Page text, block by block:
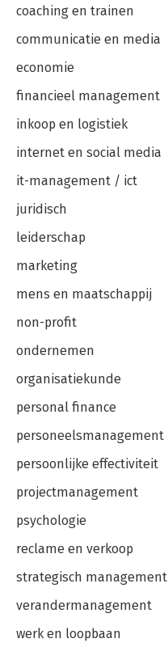
coaching en trainen
communicatie en media
economie
financieel management
inkoop en logistiek
internet en social media
it-management / ict
juridisch
leiderschap
marketing
mens en maatschappij
non-profit
ondernemen
organisatiekunde
personal finance
personeelsmanagement
persoonlijke effectiviteit
projectmanagement
psychologie
reclame en verkoop
strategisch management
verandermanagement
werk en loopbaan